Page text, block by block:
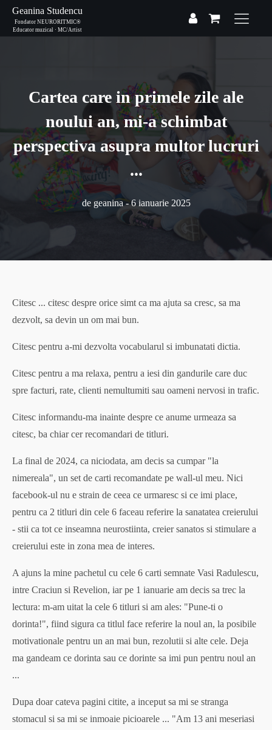
Geanina Studencu
Fondator NEURORITMIC®
Educator muzical · MC/Artist
Cartea care in primele zile ale
noului an, mi-a schimbat
perspectiva asupra multor lucruri
...
de geanina -6 ianuarie 2025
Citesc ... citesc despre orice simt ca ma ajuta sa cresc, sa ma
dezvolt, sa devin un om mai bun.
Citesc pentru a-mi dezvolta vocabularul si imbunatati dictia.
Citesc pentru a ma relaxa, pentru a iesi din gandurile care duc
spre facturi, rate, clienti nemultumiti sau oameni nervosi in trafic.
Citesc informandu-ma inainte despre ce anume urmeaza sa
citesc, ba chiar cer recomandari de titluri.
La final de 2024, ca niciodata, am decis sa cumpar "la
nimereala", un set de carti recomandate pe wall-ul meu. Nici
facebook-ul nu e strain de ceea ce urmaresc si ce imi place,
pentru ca 2 titluri din cele 6 faceau referire la sanatatea creierului
- stii ca tot ce inseamna neurostiinta, creier sanatos si stimulare a
creierului este in zona mea de interes.
A ajuns la mine pachetul cu cele 6 carti semnate Vasi Radulescu,
intre Craciun si Revelion, iar pe 1 ianuarie am decis sa trec la
lectura: m-am uitat la cele 6 titluri si am ales: "Pune-ti o
dorinta!", fiind sigura ca titlul face referire la noul an, la posibile
motivationale pentru un an mai bun, rezolutii si alte cele. Deja
ma gandeam ce dorinta sau ce dorinte sa imi pun pentru noul an
...
Dupa doar cateva pagini citite, a inceput sa mi se stranga
stomacul si sa mi se inmoaie picioarele ... "Am 13 ani meseriasi